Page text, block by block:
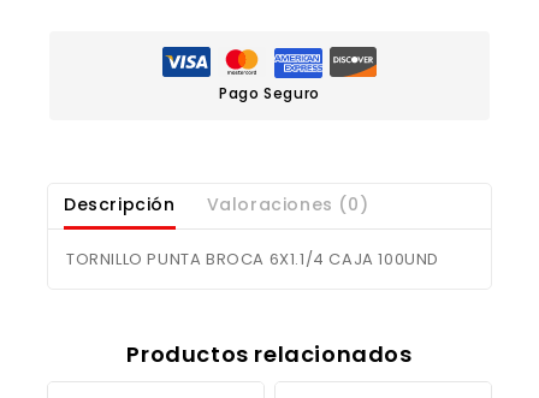
Pago Seguro
Descripción Valoraciones (0)
TORNILLO PUNTA BROCA 6X1.1/4 CAJA 100UND
Productos relacionados